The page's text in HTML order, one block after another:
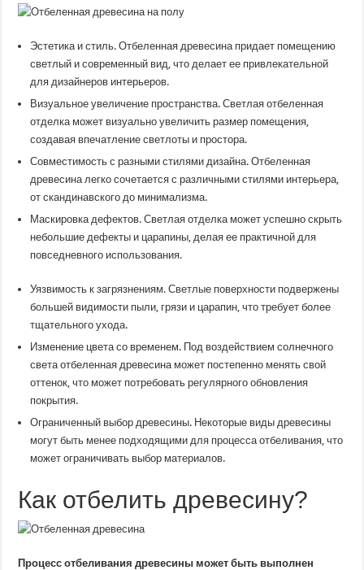
Эстетика и стиль. Отбеленная древесина придает помещению
светлый и современный вид, что делает ее привлекательной
для дизайнеров интерьеров.
Визуальное увеличение пространства. Светлая отбеленная
отделка может визуально увеличить размер помещения,
создавая впечатление светлоты и простора.
Совместимость с разными стилями дизайна. Отбеленная
древесина легко сочетается с различными стилями интерьера,
от скандинавского до минимализма.
Маскировка дефектов. Светлая отделка может успешно скрыть
небольшие дефекты и царапины, делая ее практичной для
повседневного использования.
Уязвимость к загрязнениям. Светлые поверхности подвержены
большей видимости пыли, грязи и царапин, что требует более
тщательного ухода.
Изменение цвета со временем. Под воздействием солнечного
света отбеленная древесина может постепенно менять свой
оттенок, что может потребовать регулярного обновления
покрытия.
Ограниченный выбор древесины. Некоторые виды древесины
могут быть менее подходящими для процесса отбеливания, что
может ограничивать выбор материалов.
Как отбелить древесину?
Процесс отбеливания древесины может быть выполнен